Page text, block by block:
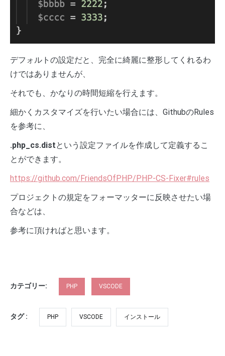
デフォルトの設定だと、完全に綺麗に整形してくれるわ
けではありませんが、
それでも、かなりの時間短縮を行えます。
細かくカスタマイズを行いたい場合には、GithubのRules
を参考に、
.php_cs.distという設定ファイルを作成して定義するこ
とができます。
https://github.com/FriendsOfPHP/PHP-CS-Fixer#rules
プロジェクトの規定をフォーマッターに反映させたい場
合などは、
参考に頂ければと思います。
カテゴリー: PHP VSCODE
タグ : PHP VSCODE インストール